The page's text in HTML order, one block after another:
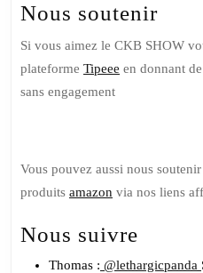
Nous soutenir
Si vous aimez le CKB SHOW
plateforme Tipeee en donnant
sans engagement
Vous pouvez aussi nous
produits amazon via nos liens
Nous suivre
Thomas : @lethargicpanda